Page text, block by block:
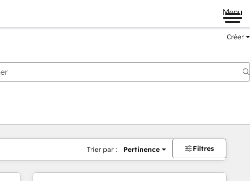
Menu
Créer
Trier par : Pertinence Filtres
Page